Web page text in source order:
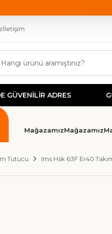
TL ÜZERİ ÜCRETSİZ KARGO
İletişim
ADRES
MağazamızMağazamız
Tutucu Ims Hsk 63F Er40